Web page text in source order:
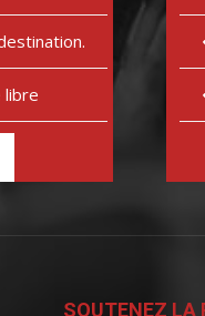
libre
SOUTENEZ LA